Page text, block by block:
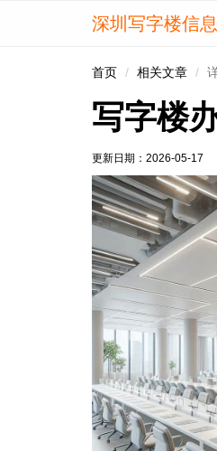
深圳写字楼信
首页 相关文章
写字楼
更新日期： 2026-05-17